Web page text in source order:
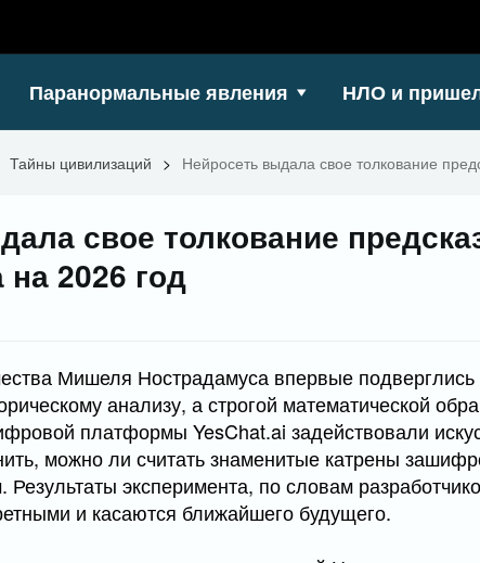
Паранормальные явления НЛО и
Тайны цивилизаций > Нейросеть выдала свое толкование
свое толкование
2026 год
Мишеля Нострадамуса впервые подверглись
анализу, а строгой математической
платформы YesChat.ai задействовали
можно ли считать знаменитые катрены
Результаты эксперимента, по словам
и касаются ближайшего будущего.